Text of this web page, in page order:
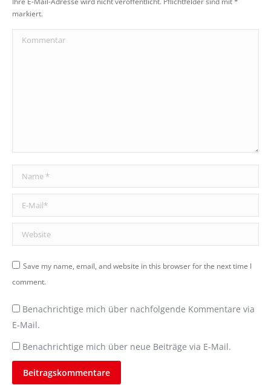
markiert.
Kommentar
Name *
E-Mail *
Website
Save my name, email, and website in this browser for the next time I
comment.
Benachrichtige mich über nachfolgende Kommentare via
E-Mail.
Benachrichtige mich über neue Beiträge via E-Mail.
Beitragskommentare